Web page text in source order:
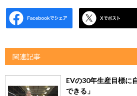
関連記事
EVの30年生産目標に
できる」